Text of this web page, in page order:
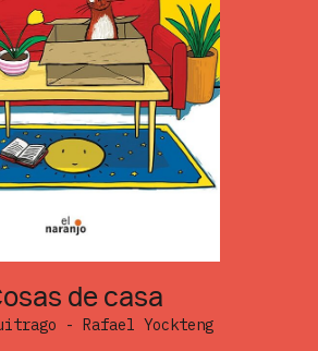
de casa
- Rafael Yockteng